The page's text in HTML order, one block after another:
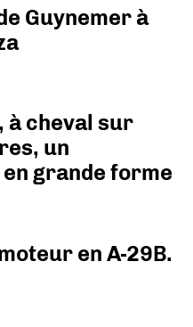
Guynemer à
cheval sur
un
grande forme
en A-29B.